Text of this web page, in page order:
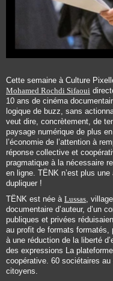
Cette semaine à Culture
Mohamed Rochdi Sifaoui
10 ans de cinéma
logique de buzz, sans
veut dire, concrètement, de
paysage numérique de plus
l’économie de l’attention à
réponse collective et
pragmatique à la nécessaire
en ligne. TËNK n’est plus
dupliquer !
TËNK est née à Lussas,
documentaire d’auteur, d’un
publiques et privées
au profit de formats formatés,
à une réduction de la liberté
des expressions La
coopérative. 60 sociétaires au
citoyens.